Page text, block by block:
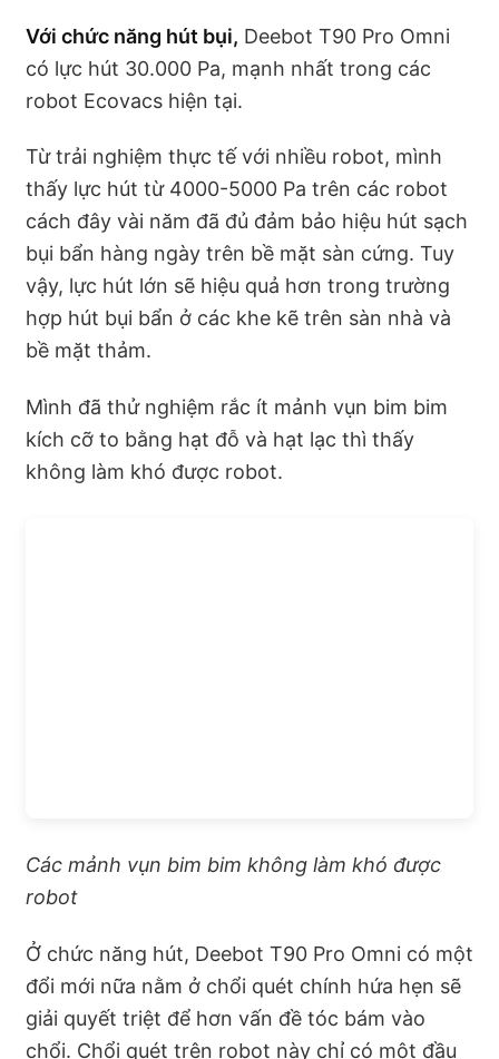
Với chức năng hút bụi, Deebot T90 Pro Omni
có lực hút 30.000 Pa, mạnh nhất trong các
robot Ecovacs hiện tại.
Từ trải nghiệm thực tế với nhiều robot, mình
thấy lực hút từ 4000-5000 Pa trên các robot
cách đây vài năm đã đủ đảm bảo hiệu hút sạch
bụi bẩn hàng ngày trên bề mặt sàn cứng. Tuy
vậy, lực hút lớn sẽ hiệu quả hơn trong trường
hợp hút bụi bẩn ở các khe kẽ trên sàn nhà và
bề mặt thảm.
Mình đã thử nghiệm rắc ít mảnh vụn bim bim
kích cỡ to bằng hạt đỗ và hạt lạc thì thấy
không làm khó được robot.
Các mảnh vụn bim bim không làm khó được
robot
Ở chức năng hút, Deebot T90 Pro Omni có một
đổi mới nữa nằm ở chổi quét chính hứa hẹn sẽ
giải quyết triệt để hơn vấn đề tóc bám vào
chổi. Chổi quét trên robot này chỉ có một đầu